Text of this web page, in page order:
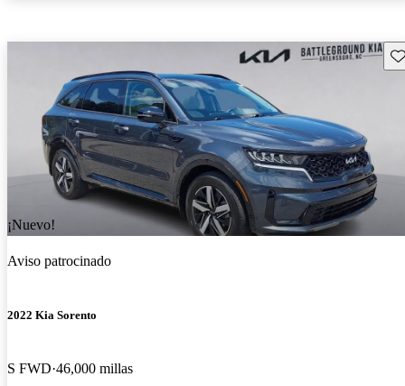
¡Nuevo!
Aviso patrocinado
2022 Kia Sorento
S FWD 46,000 millas